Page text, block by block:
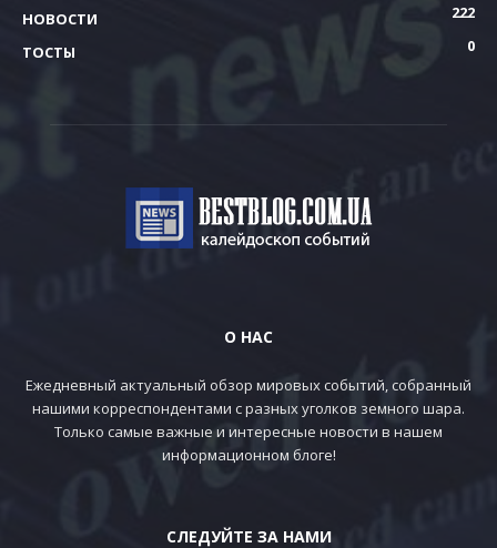
НОВОСТИ
222
ТОСТЫ
0
О НАС
Ежедневный актуальный обзор мировых событий, собранный
нашими корреспондентами с разных уголков земного шара.
Только самые важные и интересные новости в нашем
информационном блоге!
СЛЕДУЙТЕ ЗА НАМИ